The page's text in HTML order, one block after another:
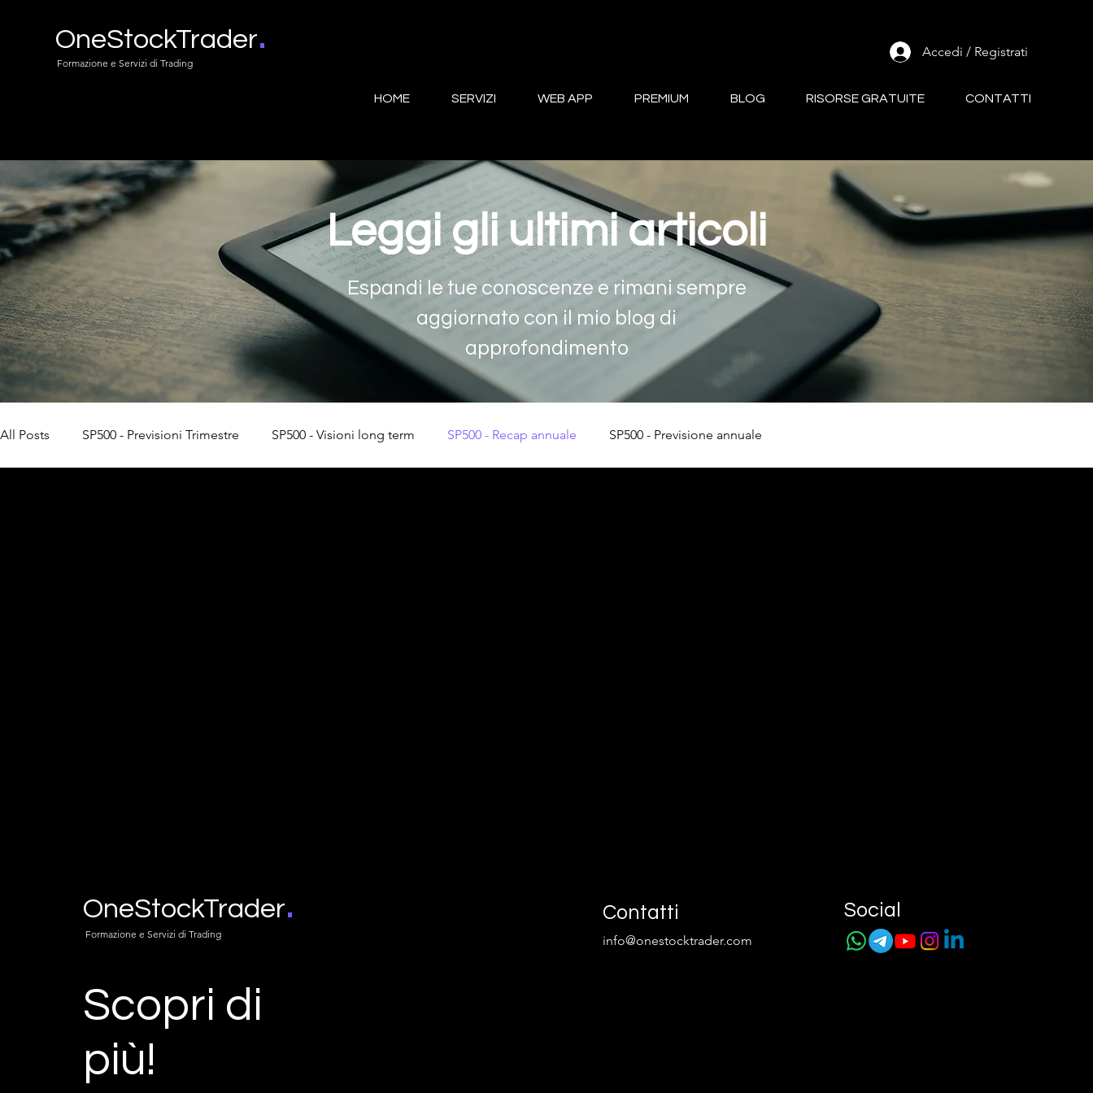
OneStockTrader.
Formazione e Servizi di Trading
Accedi / Registrati
HOME SERVIZI WEB APP PREMIUM BLOG RISORSE GRATUITE CONTATTI
Leggi gli ultimi articoli
Espandi le tue conoscenze e rimani sempre
aggiornato con il mio blog di
approfondimento
All Posts SP500 - Previsioni Trimestre SP500 - Visioni long term SP500 - Recap annuale SP500 - Previsione annuale
OneStockTrader.
Formazione e Servizi di Trading
Scopri di
più!
Contatti
info@onestocktrader.com
Social